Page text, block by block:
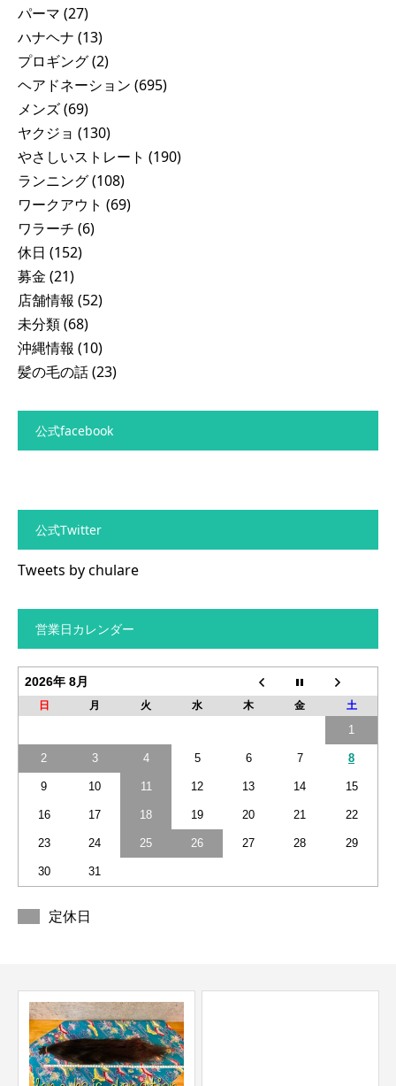
パーマ (27)
ハナヘナ (13)
プロギング(2)
ヘアドネーション (695)
メンズ(69)
ヤクジョ (130)
やさしいストレート (190)
ランニング(108)
ワークアウト (69)
ワラーチ (6)
休日 (152)
募金 (21)
店舗情報 (52)
未分類(68)
沖縄情報 (10)
髪の毛の話(23)
公式facebook
公式Twitter
Tweets by chulare
営業日カレンダー
2026年 8月
日 月 火 水 木 金 土
1
2 3 4 5 6 7 8
9 10 11 12 13 14 15
16 17 18 19 20 21 22
23 24 25 26 27 28 29
30 31
定休日